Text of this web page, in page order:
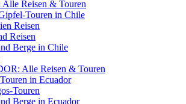
Reisen & Touren
Touren in Chile
Reisen
Reisen
Berge in Chile
Alle Reisen & Touren
in Ecuador
Touren
Berge in Ecuador